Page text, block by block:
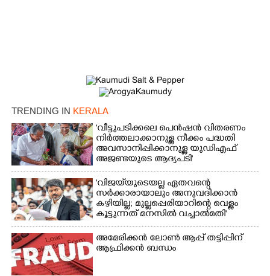
TRENDING IN KERALA
'വീട്ടുപടിക്കലെ പെൻഷൻ വിതരണം
നിർത്തലാക്കാനുള്ള നീക്കം പദ്ധതി
അവസാനിപ്പിക്കാനുള്ള യുഡിഎഫ്
അജണ്ടയുടെ ആദ്യപടി'
'വിജയ്‌യുടെയല്ല ഏതവന്റെ
സർക്കാരായാലും അനുവദിക്കാൻ
കഴിയില്ല; മുല്ലപ്പെരിയാറിന്റെ വെള്ളം
കൂട്ടുന്നത് മനസിൽ വച്ചാൽമതി'
അമേരിക്കൻ ലോൺ ആപ്പ് തട്ടിപ്പിന്
ആഫ്രിക്കൻ ബന്ധം